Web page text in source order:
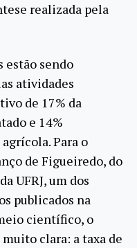
realizada pela
estão sendo
atividades
de 17% da
e 14%
Para o
de Figueiredo, do
UFRJ, um dos
publicados na
científico, o
clara: a taxa de